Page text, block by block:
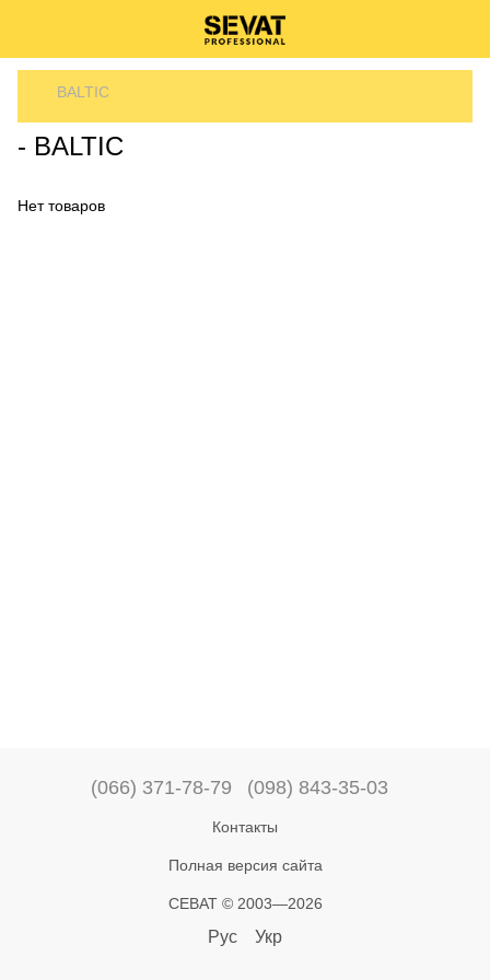
BALTIC
- BALTIC
Нет товаров
(066) 371-78-79 (098) 843-35-03
Контакты
Полная версия сайта
СЕВАТ © 2003—2026
Рус Укр